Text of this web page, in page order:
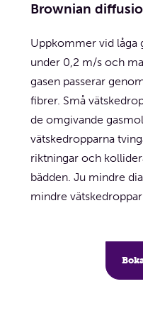
Brownian
Uppkommer vid låga
under 0,2 m/s och
gasen passerar
fibrer. Små
de omgivande
vätskedropparna
riktningar och
bädden. Ju mindre
mindre